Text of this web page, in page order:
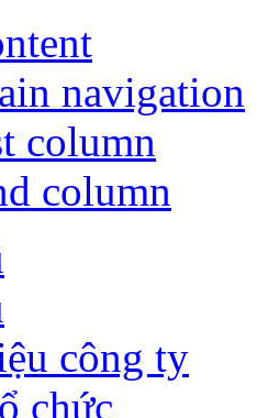
navigation
column
column
công ty
chức